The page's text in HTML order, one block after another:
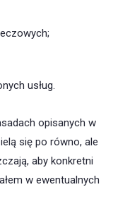
usług.
opisanych w
się po równo, ale
aby konkretni
w ewentualnych